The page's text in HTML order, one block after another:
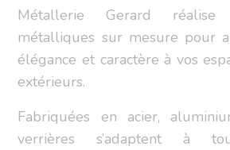
Métallerie Gerard
métalliques sur mesure pour
élégance et caractère à vos
extérieurs.
Fabriquées en acier,
verrières s’adaptent à